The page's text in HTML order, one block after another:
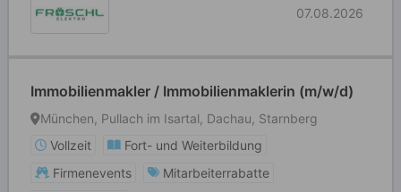
07.08.2026
Immobilienmakler / Immobilienmaklerin (m/w/d)
München, Pullach im Isartal, Dachau, Starnberg
Vollzeit
Fort- und Weiterbildung
Firmenevents
Mitarbeiterrabatte